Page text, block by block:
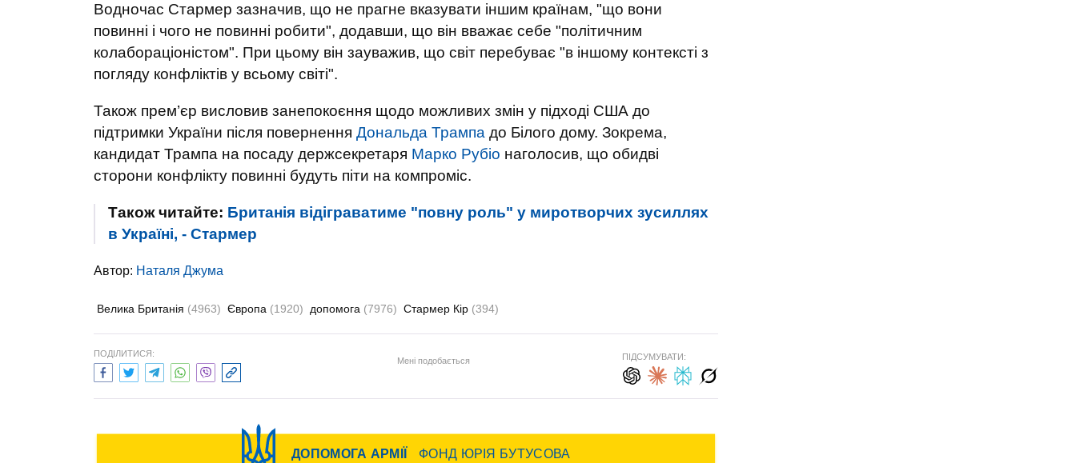
Водночас Стармер зазначив, що не прагне вказувати іншим країнам, "що вони
повинні і чого не повинні робити", додавши, що він вважає себе "політичним
колабораціоністом". При цьому він зауважив, що світ перебуває "в іншому контексті з
погляду конфліктів у всьому світі".
Також прем’єр висловив занепокоєння щодо можливих змін у підході США до
підтримки України після повернення Дональда Трампа до Білого дому. Зокрема,
кандидат Трампа на посаду держсекретаря Марко Рубіо наголосив, що обидві
сторони конфлікту повинні будуть піти на компроміс.
Також читайте: Британія відіграватиме "повну роль" у миротворчих зусиллях
в Україні, - Стармер
Автор: Наталя Джума
Велика Британія (4963) Європа (1920) допомога (7976) Стармер Кір (394)
ПОДІЛИТИСЯ:
Мені подобається ПІДСУМУВАТИ: